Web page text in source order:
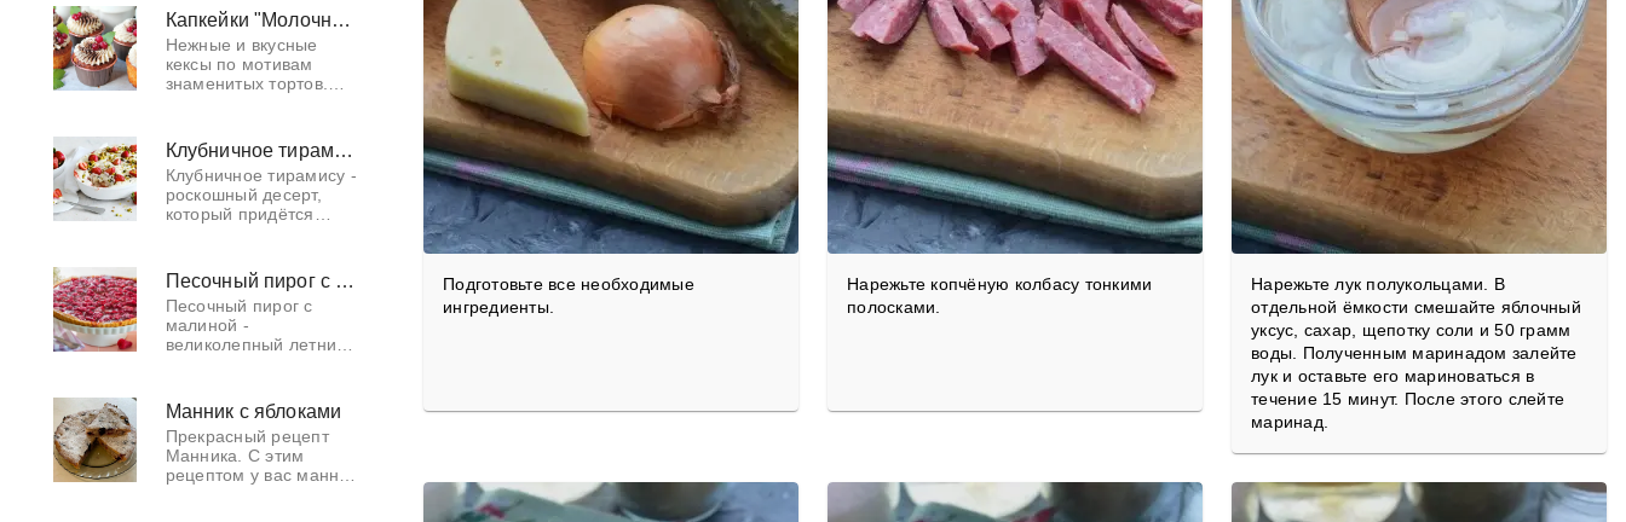
для завершения
праздничной трапезы.
Капкейки "Молочная девочка"
Нежные и вкусные
кексы по мотивам
знаменитых тортов.
или как альтернатива
торту на праздничных
застольях. Они настол
Клубничное тирамису
Клубничное тирамису -
роскошный десерт,
который придётся
клубничное лакомство
исключительно из
свежей клубники, та
Песочный пирог с малиной
Песочный пирог с
малиной -
великолепный летний
ароматной и сладкой
малины. Такое
угощение к чаю
придётся по вкусу не
толь
Манник с яблоками
Прекрасный рецепт
Манника. С этим
рецептом у вас манник
Подготовьте все необходимые
ингредиенты.
Нарежьте копчёную колбасу тонкими
полосками.
Нарежьте лук полукольцами. В
отдельной ёмкости смешайте яблочный
уксус, сахар, щепотку соли и 50 грамм
воды. Полученным маринадом залейте
лук и оставьте его мариноваться в
течение 15 минут. После этого слейте
маринад.